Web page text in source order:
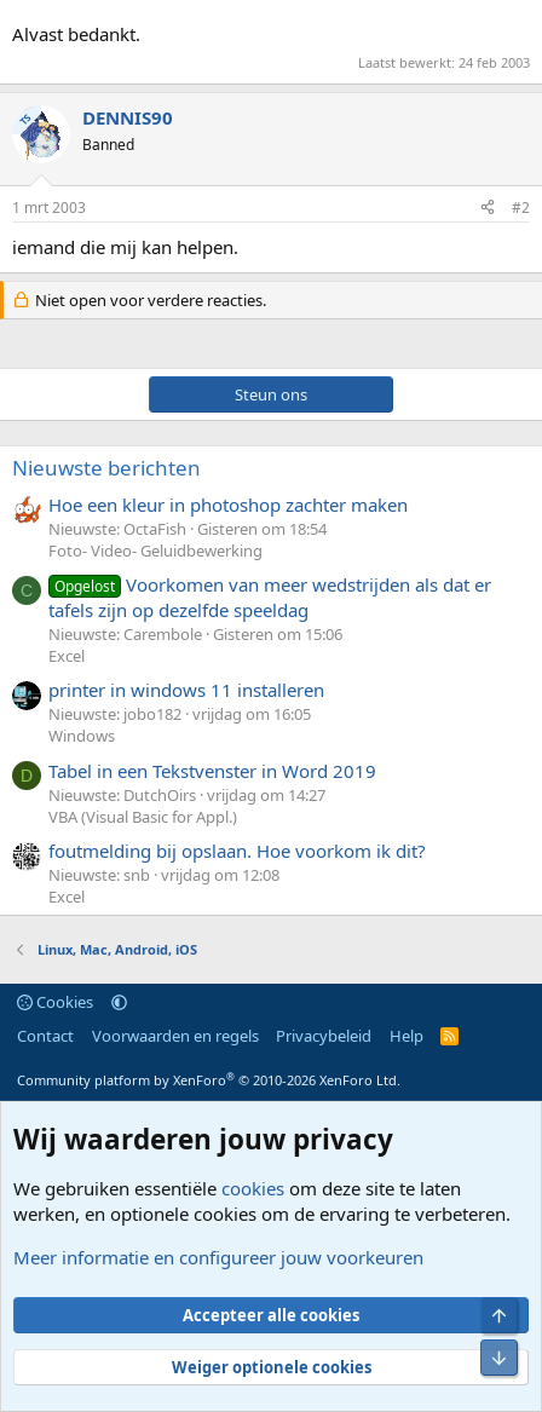
Alvast bedankt.
Laatst bewerkt: 24 feb 2003
TS DENNIS90
Banned
1 mrt 2003 #2
iemand die mij kan helpen.
Niet open voor verdere reacties.
Steun ons
Nieuwste berichten
Hoe een kleur in photoshop zachter maken
Nieuwste: OctaFish
Gisteren om 18:54
Foto- Video- Geluidbewerking
C Opgelost Voorkomen van meer wedstrijden als dat er
tafels zijn op dezelfde speeldag
Nieuwste: Carembole Gisteren om 15:06
Excel
printer in windows 11 installeren
Nieuwste: jobo182 vrijdag om 16:05
Windows
D Tabel in een Tekstvenster in Word 2019
Nieuwste: DutchOirs vrijdag om 14:27
VBA (Visual Basic for Appl.)
foutmelding bij opslaan. Hoe voorkom ik dit?
Nieuwste: snb vrijdag om 12:08
Excel
Linux, Mac, Android, iOS
Cookies
Contact
Voorwaarden en regels Privacybeleid Help
R
Community platform by XenForo® © 2010-2026 XenForo Ltd.
Wij waarderen jouw privacy
We gebruiken essentiële cookies om deze site te laten
werken, en optionele cookies om de ervaring te verbeteren.
Meer informatie en configureer jouw voorkeuren
Accepteer alle cookies
Weiger optionele cookies